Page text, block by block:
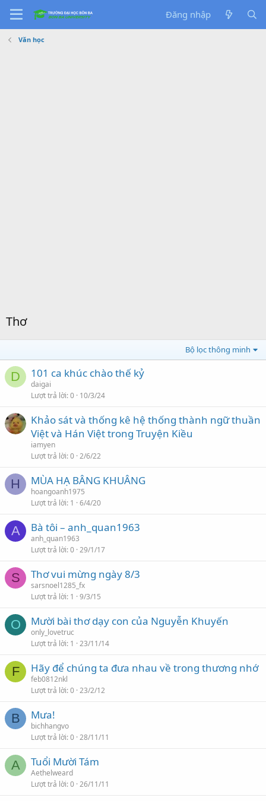
Đăng nhập
Văn học
Thơ
Bộ lọc thông minh
D 101 ca khúc chào thế kỷ
daigai
Lượt trả lời 0 10/3/24
Khảo sát và thống kê hệ thống thành ngữ thuần
Việt và Hán Việt trong Truyện Kiều
iamyen
Lượt trả lời 0 2/6/22
H MÙA HẠ BÂNG KHUÂNG
hoangoanh1975
Lượt trả lời 1 6/4/20
A Bà tôi – anh_quan1963
anh_quan1963
Lượt trả lời 0 29/1/17
S Thơ vui mừng ngày 8/3
sarsnoel1285_fx
Lượt trả lời 1 9/3/15
O Mười bài thơ dạy con của Nguyễn Khuyến
only_lovetruc
Lượt trả lời 1 23/11/14
F Hãy để chúng ta đưa nhau về trong thương nhớ
feb0812nkl
Lượt trả lời 0 23/2/12
B Mưa!
bichhangvo
Lượt trả lời 0 28/11/11
A Tuổi Mười Tám
Aethelweard
Lượt trả lời 0 26/11/11